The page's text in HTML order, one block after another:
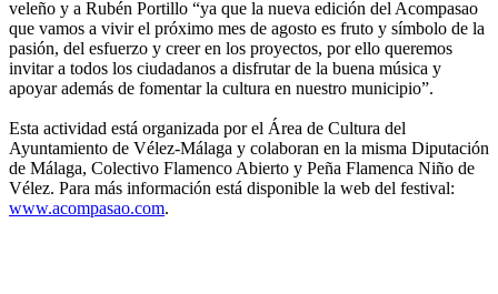
veleño y a Rubén Portillo “ya que la nueva edición del Acompasao
que vamos a vivir el próximo mes de agosto es fruto y símbolo de la
pasión, del esfuerzo y creer en los proyectos, por ello queremos
invitar a todos los ciudadanos a disfrutar de la buena música y
apoyar además de fomentar la cultura en nuestro municipio”.
Esta actividad está organizada por el Área de Cultura del
Ayuntamiento de Vélez-Málaga y colaboran en la misma Diputación
de Málaga, Colectivo Flamenco Abierto y Peña Flamenca Niño de
Vélez. Para más información está disponible la web del festival:
www.acompasao.com.